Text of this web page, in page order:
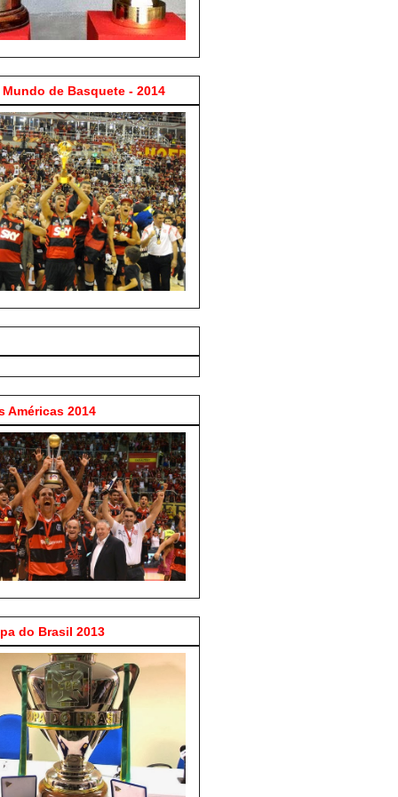
de Basquete - 2014
Américas 2014
do Brasil 2013